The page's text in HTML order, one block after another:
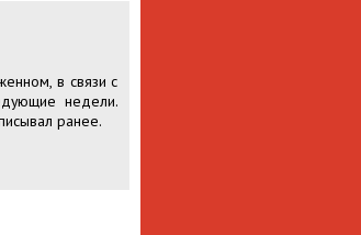
в связи с
недели.
ранее.